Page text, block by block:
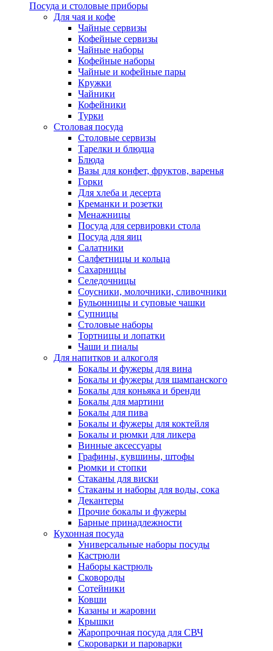
Посуда и столовые приборы
Для чая и кофе
Чайные сервизы
Кофейные сервизы
Чайные наборы
Кофейные наборы
Чайные и кофейные пары
Кружки
Чайники
Кофейники
Турки
Столовая посуда
Столовые сервизы
Тарелки и блюдца
Блюда
Вазы для конфет, фруктов, варенья
Горки
Для хлеба и десерта
Креманки и розетки
Менажницы
Посуда для сервировки стола
Посуда для яиц
Салатники
Салфетницы и кольца
Сахарницы
Селедочницы
Соусники, молочники, сливочники
Бульонницы и суповые чашки
Супницы
Столовые наборы
Тортницы и лопатки
Чаши и пиалы
Для напитков и алкоголя
Бокалы и фужеры для вина
Бокалы и фужеры для шампанского
Бокалы для коньяка и бренди
Бокалы для мартини
Бокалы для пива
Бокалы и фужеры для коктейля
Бокалы и рюмки для ликера
Винные аксессуары
Графины, кувшины, штофы
Рюмки и стопки
Стаканы для виски
Стаканы и наборы для воды, сока
Декантеры
Прочие бокалы и фужеры
Барные принадлежности
Кухонная посуда
Универсальные наборы посуды
Кастрюли
Наборы кастрюль
Сковороды
Сотейники
Ковши
Казаны и жаровни
Крышки
Жаропрочная посуда для СВЧ
Скороварки и пароварки